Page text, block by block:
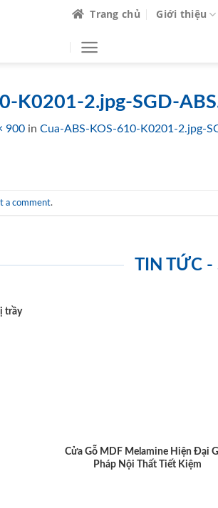
Trang chủ Giới thiệu
K0201-2.jpg-SGD-
900 in Cua-ABS-KOS-610-K0201-2.jpg-
a comment.
TIN TỨC
trầy
Cửa Gỗ MDF Melamine Hiện Đại
Pháp Nội Thất Tiết Kiệm